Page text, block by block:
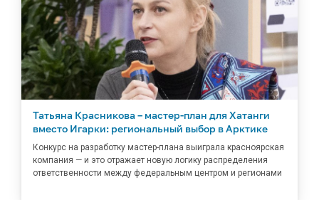
Татьяна Красникова – мастер-план для Хатанги
вместо Игарки: региональный выбор в Арктике
Конкурс на разработку мастер-плана выиграла красноярская
компания — и это отражает новую логику распределения
ответственности между федеральным центром и регионами